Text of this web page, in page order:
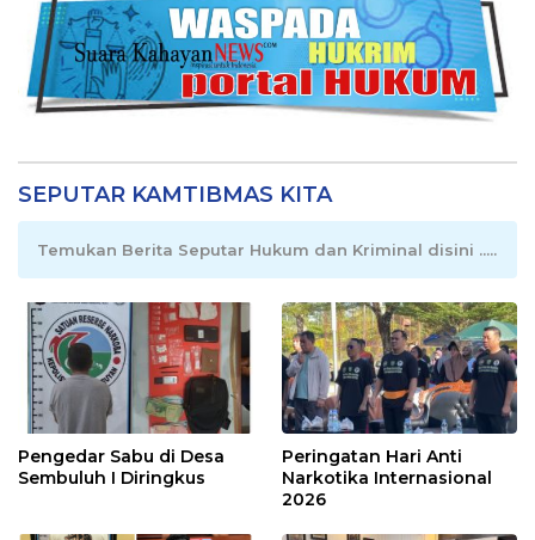
SEPUTAR KAMTIBMAS KITA
Temukan Berita Seputar Hukum dan Kriminal disini .....
Pengedar Sabu di Desa
Sembuluh I Diringkus
Peringatan Hari Anti
Narkotika Internasional
2026